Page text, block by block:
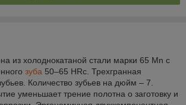
из холоднокатаной стали марки 65 Mn с
зуба 50–65 HRc. Трехгранная
Количество зубьев на дюйм – 7.
уменьшает трение полотна о заготовку и